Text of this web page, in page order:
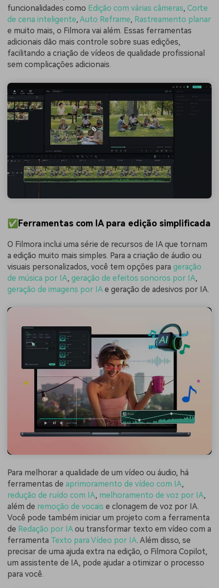
funcionalidades como Edição com várias câmeras, Corte
de cena inteligente, Auto Reframe, Rastreamento planar
e muito mais, o Filmora vai além. Essas ferramentas
adicionais dão mais controle sobre suas edições,
facilitando a criação de vídeos de qualidade profissional
sem complicações adicionais.
✅Ferramentas com IA para edição simplificada
O Filmora inclui uma série de recursos de IA que tornam
a edição muito mais simples. Para a criação de áudio ou
visuais personalizados, você tem opções para geração
de música por IA, geração de efeitos sonoros por IA,
geração de imagens por IA e geração de adesivos por IA.
Para melhorar a qualidade de um vídeo ou áudio, há
ferramentas de aprimoramento de vídeo com IA,
redução de ruído com IA, melhoramento de voz por IA,
além de remoção de vocais e clonagem de voz por IA.
Você pode também iniciar um projeto com a ferramenta
de Redação por IAou transformar texto em vídeo com a
ferramenta Texto para Vídeo por IA. Além disso, se
precisar de uma ajuda extra na edição, o Filmora Copilot,
um assistente de IA, pode ajudar a otimizar o processo
para você.